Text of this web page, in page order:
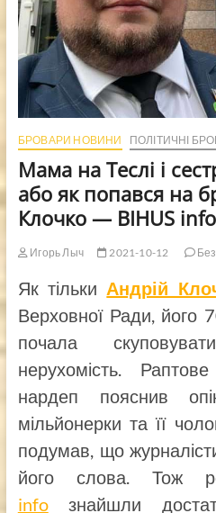
БРОВАРИ НОВИНИ ПОЛІТИЧНІ
Мама на Теслі і
або як попався на
Клочко — BIHUS info
Игорь Лыч 2021-10-12
Як тільки Андрій
Верховної Ради, його
почала
нерухомість.
нардеп пояснив
мільйонерки та її
подумав, що
його слова. Тож
infoзнайшли